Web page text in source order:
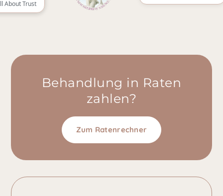
Behandlung in Raten
zahlen?
Zum Ratenrechner